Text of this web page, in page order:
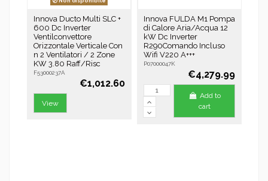
Innova Ducto Multi SLC +
600 Dc Inverter
Ventilconvettore
Orizzontale Verticale Con
n 2 Ventilatori / 2 Zone
KW 3.80 Raff/Risc
F53000237A
€1,012.60
View
Innova FULDA M1 Pompa
di Calore Aria/Acqua 12
kW Dc Inverter
R290Comando Incluso
Wifi V220 A+++
P07000047K
€4,279.99
Add to
cart